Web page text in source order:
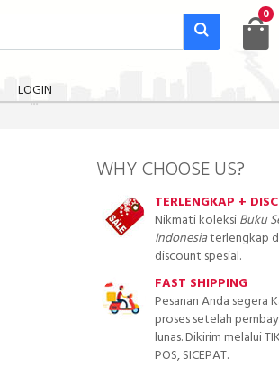
0
LOGIN
WHY CHOOSE US?
TERLENGKAP +
Nikmati koleksiBuku
Indonesiaterlengkap
discount spesial.
FAST SHIPPING
Pesanan Anda segera
proses setelah
lunas. Dikirim melalui
POS, SICEPAT.